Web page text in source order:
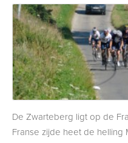
De Zwarteberg ligt op de
Franse zijde heet de helling